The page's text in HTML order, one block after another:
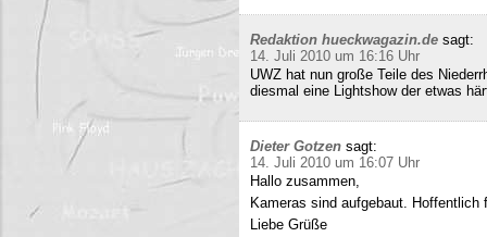
Redaktion hueckwagazin.de sagt:
14. Juli 2010 um 16:16 Uhr
UWZ hat nun große Teile des
diesmal eine Lightshow der etwas
Dieter Gotzen sagt:
14. Juli 2010 um 16:07 Uhr
Hallo zusammen,
Kameras sind aufgebaut.
Liebe Grüße